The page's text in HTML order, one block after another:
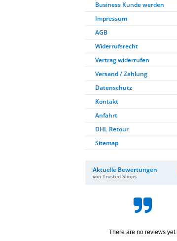
Business Kunde werden
Impressum
AGB
Widerrufsrecht
Vertrag widerrufen
Versand / Zahlung
Datenschutz
Kontakt
Anfahrt
DHL Retour
Sitemap
Aktuelle Bewertungen
von Trusted Shops
There are no reviews yet.